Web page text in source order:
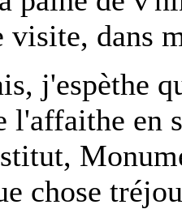
visite, dans
j'espèthe
l'affaithe en
chose